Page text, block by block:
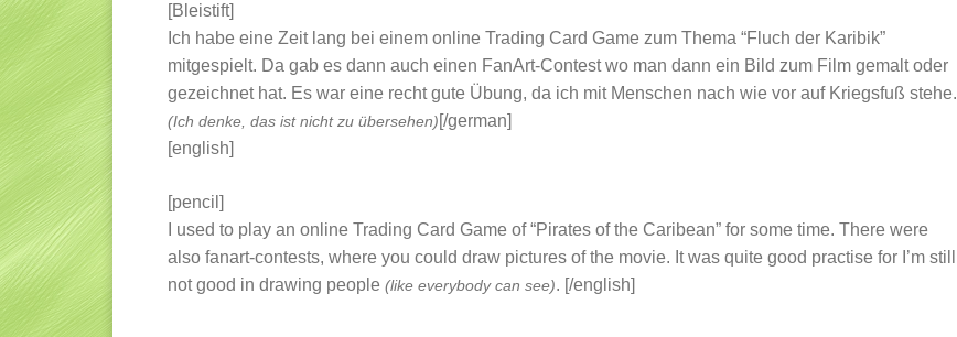
[Bleistift]
Ich habe eine Zeit lang bei einem online Trading Card Game zum Thema “Fluch der Karibik”
mitgespielt. Da gab es dann auch einen FanArt-Contest wo man dann ein Bild zum Film gemalt oder
gezeichnet hat. Es war eine recht gute Übung, da ich mit Menschen nach wie vor auf Kriegsfuß stehe.
(Ich denke, das ist nicht zu übersehen)[/german]
[english]
[pencil]
I used to play an online Trading Card Game of “Pirates of the Caribean” for some time. There were
also fanart-contests, where you could draw pictures of the movie. It was quite good practise for I’m still
not good in drawing people (like everybody can see). [/english]